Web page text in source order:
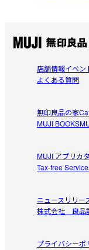
店舗情報イベン
よくある質問
無印良品の家
MUJI BOOKS
MUJI アプリカ
Tax-free
ニュースリリー
株式会社 良品
プライバシーポ